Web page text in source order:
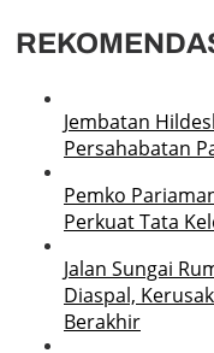
Jembatan
Persahabatan
Pemko
Perkuat Tata
Jalan Sungai
Diaspal,
Berakhir